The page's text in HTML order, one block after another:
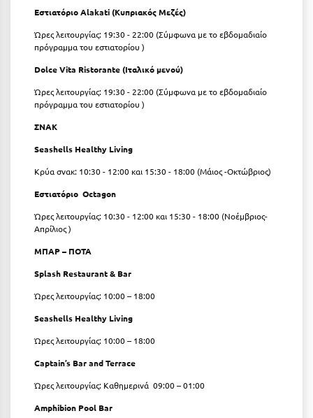
Κοζάνη
Κομοτηνή
Κόνιτσα
Κουρούτα Ηλείας
Κρουαζιέρες
Κύθηρα
Κυλλήνη
Κύμη Ευβοίας
Εστιατόριο Alakati (Κυπριακός Μεζές)
Ώρες λειτουργίας: 19:30 - 22:00 (Σύμφωνα με το εβδομαδιαίο
πρόγραμμα του εστιατορίου )
Dolce Vita Ristorante (Ιταλικόμενού)
Ώρες λειτουργίας: 19:30 - 22:00 (Σύμφωνα με το εβδομαδιαίο
πρόγραμμα του εστιατορίου )
ΣΝΑΚ
Seashells Healthy Living
Κρύα σνακ: 10:30 - 12:00 και 15:30 - 18:00 (Μάιος -Οκτώβριος)
Εστιατόριο Octagon
Ώρες λειτουργίας: 10:30 - 12:00 και 15:30 - 18:00 (Νοέμβριος-
Απρίλιος )
ΜΠΑΡ – ΠΟΤΑ
Splash Restaurant & Bar
Ώρες λειτουργίας: 10:00 – 18:00
Seashells Healthy Living
Ώρες λειτουργίας: 10:00 – 18:00
Captain’s Bar and Terrace
Ώρες λειτουργίας: Καθημερινά 09:00 – 01:00
Amphibion Pool Bar